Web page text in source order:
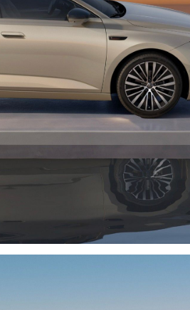
67
全部拆解
全部拆解